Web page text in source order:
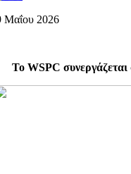
Μαΐου 2026
Το WSPC